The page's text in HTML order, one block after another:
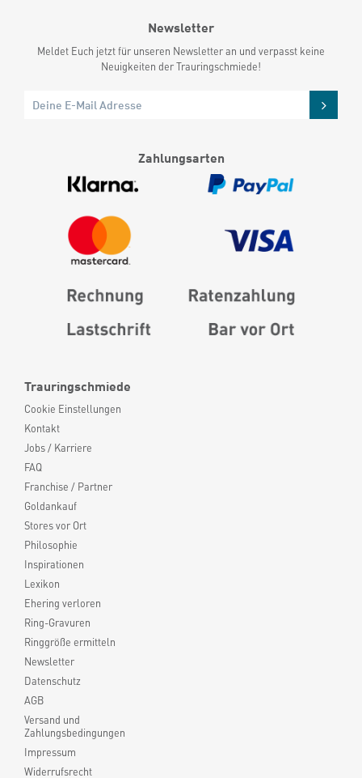
Trauringschmiede
Cookie Einstellungen
Kontakt
Jobs / Karriere
FAQ
Franchise / Partner
Goldankauf
Stores vor Ort
Philosophie
Inspirationen
Lexikon
Ehering verloren
Ring-Gravuren
Ringgröße ermitteln
Newsletter
Datenschutz
AGB
Versand und
Zahlungsbedingungen
Impressum
Widerrufsrecht
Newsletter
Meldet Euch jetzt für unseren Newsletter an und verpasst keine
Neuigkeiten der Trauringschmiede!
Zahlungsarten